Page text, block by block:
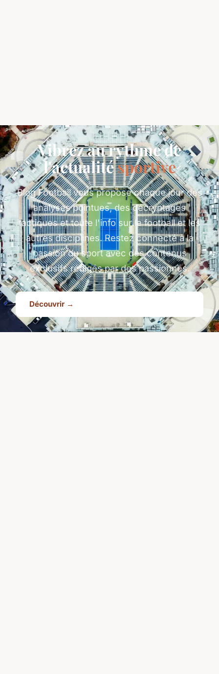
Vibrez au rythme de
l'actualitésportive
Blog Football vous propose chaque jour des
analyses pointues, des décryptages
tactiques et toute l'info sur le football et les
autres disciplines. Restez connecté à la
passion du sport avec des contenus
exclusifs rédigés par des passionnés.
Découvrir →